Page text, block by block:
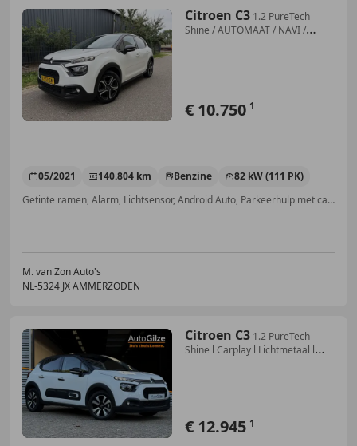
Citroen C3 1.2 PureTech
Shine / AUTOMAAT / NAVI /
€ 10.750 1
05/2021 140.804 km Benzine
82 kW (111 PK)
Getinte ramen, Alarm, Lichtsensor, Android Auto, Parkeerhulp met camera, Vermoeidheidsdetectie, Lane Departure Warning Systeem, LED dagrijverlichting
M. van Zon Auto's
NL-5324 JX AMMERZODEN
Citroen C3 1.2 PureTech
Shine l Carplay l Lichtmetaal l
€ 12.945 1